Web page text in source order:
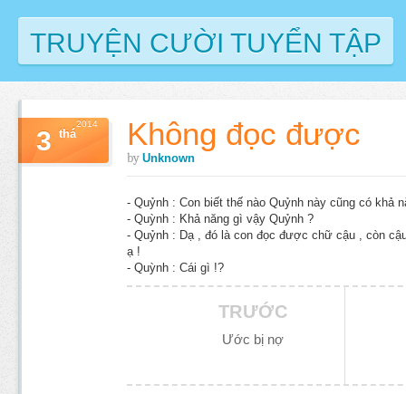
TRUYỆN CƯỜI TUYỂN TẬP
Không đọc được
by Unknown
3 thá
2014
- Quỷnh : Con biết thế nào Quỷnh này cũng có khả
- Quỳnh : Khả năng gì vậy Quỷnh ?
- Quỷnh : Dạ , đó là con đọc được chữ cậu , còn
ạ !
- Quỳnh : Cái gì !?
TRƯỚC
Ước bị nợ